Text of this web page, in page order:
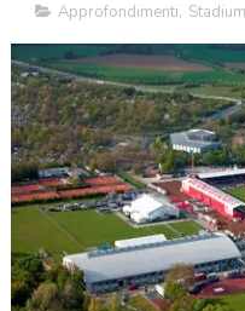
Approfondimenti,